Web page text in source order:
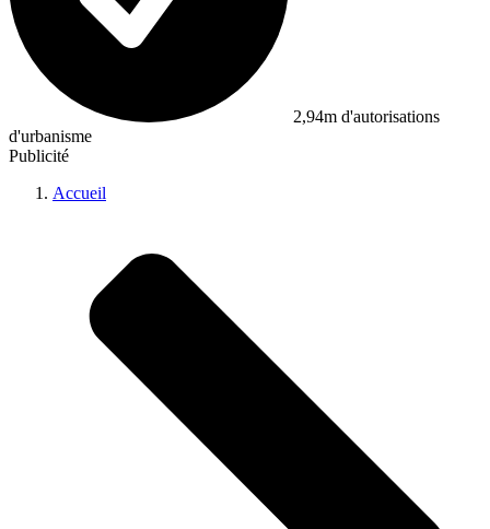
2,94m d'autorisations
d'urbanisme
Publicité
Accueil